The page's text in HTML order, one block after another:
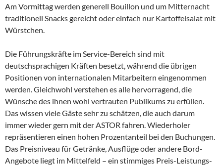
Am Vormittag werden generell Bouillon und um Mitternacht
traditionell Snacks gereicht oder einfach nur Kartoffelsalat mit
Würstchen.
Die Führungskräfte im Service-Bereich sind mit
deutschsprachigen Kräften besetzt, während die übrigen
Positionen von internationalen Mitarbeitern eingenommen
werden. Gleichwohl verstehen es alle hervorragend, die
Wünsche des ihnen wohl vertrauten Publikums zu erfüllen.
Das wissen viele Gäste sehr zu schätzen, die auch darum
immer wieder gern mit der ASTOR fahren. Wiederholer
repräsentieren einen hohen Prozentanteil bei den Buchungen.
Das Preisniveau für Getränke, Ausflüge oder andere Bord-
Angebote liegt im Mittelfeld – ein stimmiges Preis-Leistungs-